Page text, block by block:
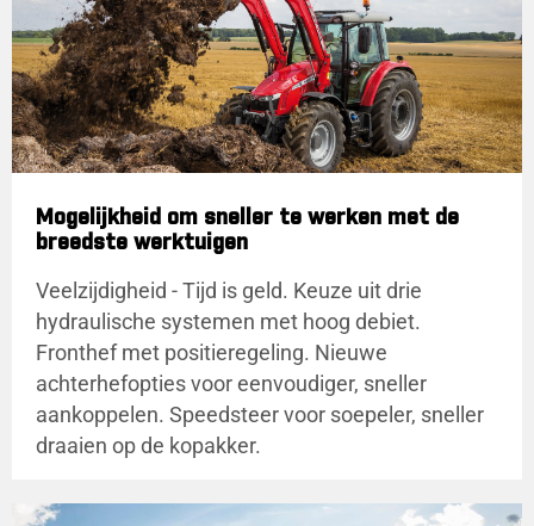
Mogelijkheid om sneller te werken met de
breedste werktuigen
Veelzijdigheid - Tijd is geld. Keuze uit drie
hydraulische systemen met hoog debiet.
Fronthef met positieregeling. Nieuwe
achterhefopties voor eenvoudiger, sneller
aankoppelen. Speedsteer voor soepeler, sneller
draaien op de kopakker.